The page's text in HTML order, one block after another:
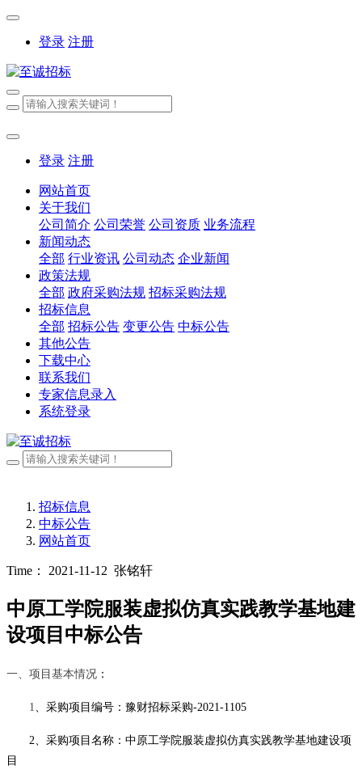
登录 注册
登录 注册
网站首页
关于我们
公司简介 公司荣誉 公司资质 业务流程
新闻动态
全部 行业资讯 公司动态 企业新闻
政策法规
全部 政府采购法规 招标采购法规
招标信息
全部 招标公告 变更公告 中标公告
其他公告
下载中心
联系我们
专家信息录入
系统登录
招标信息
中标公告
网站首页
Time： 2021-11-12 张铭轩
中原工学院服装虚拟仿真实践教学基地建
设项目中标公告
一、项目基本情况 ：
1、采购项目编号： 豫财招标采购-2021-1105
2、采购项目名称： 中原工学院服装虚拟仿真实践教学基地建设项
目